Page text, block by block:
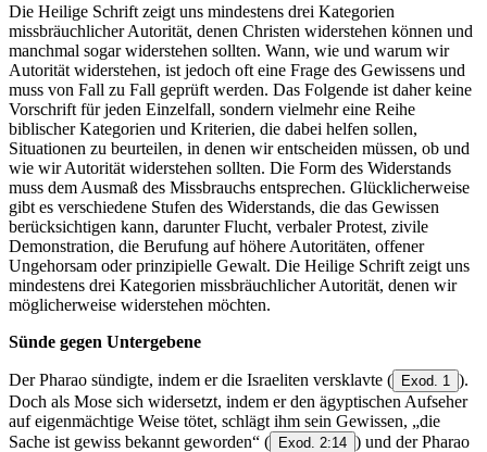
Die Heilige Schrift zeigt uns mindestens drei Kategorien
missbräuchlicher Autorität, denen Christen widerstehen können und
manchmal sogar widerstehen sollten. Wann, wie und warum wir
Autorität widerstehen, ist jedoch oft eine Frage des Gewissens und
muss von Fall zu Fall geprüft werden. Das Folgende ist daher keine
Vorschrift für jeden Einzelfall, sondern vielmehr eine Reihe
biblischer Kategorien und Kriterien, die dabei helfen sollen,
Situationen zu beurteilen, in denen wir entscheiden müssen, ob und
wie wir Autorität widerstehen sollten. Die Form des Widerstands
muss dem Ausmaß des Missbrauchs entsprechen. Glücklicherweise
gibt es verschiedene Stufen des Widerstands, die das Gewissen
berücksichtigen kann, darunter Flucht, verbaler Protest, zivile
Demonstration, die Berufung auf höhere Autoritäten, offener
Ungehorsam oder prinzipielle Gewalt. Die Heilige Schrift zeigt uns
mindestens drei Kategorien missbräuchlicher Autorität, denen wir
möglicherweise widerstehen möchten.
Sünde gegen Untergebene
Der Pharao sündigte, indem er die Israeliten versklavte ( Exod. 1
).
Doch als Mose sich widersetzt, indem er den ägyptischen Aufseher
auf eigenmächtige Weise tötet, schlägt ihm sein Gewissen, „die
Sache ist gewiss bekannt geworden“ ( Exod. 2:14 ) und der Pharao